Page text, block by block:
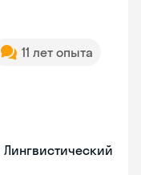
11 лет опыта